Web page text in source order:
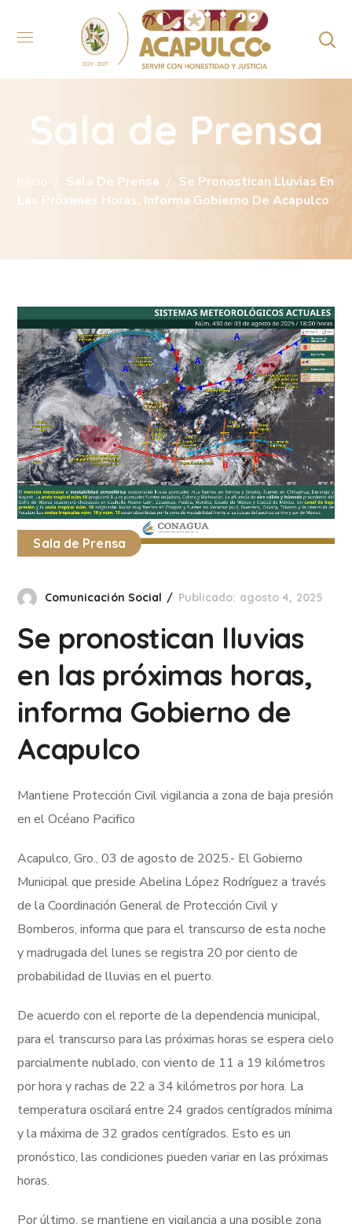
Sala de Prensa
Inicio Sala De Prensa
Se Pronostican Lluvias En
Las Próximas Horas, Informa Gobierno De Acapulco
Sala de Prensa
Comunicación Social Publicado: agosto 4, 2025
Se pronostican lluvias
en las próximas horas,
informa Gobierno de
Acapulco
Mantiene Protección Civil vigilancia a zona de baja presión
en el Océano Pacifico
Acapulco, Gro., 03 de agosto de 2025.- El Gobierno
Municipal que preside Abelina López Rodríguez a través
de la Coordinación General de Protección Civil y
Bomberos, informa que para el transcurso de esta noche
y madrugada del lunes se registra 20 por ciento de
probabilidad de lluvias en el puerto.
De acuerdo con el reporte de la dependencia municipal,
para el transcurso para las próximas horas se espera cielo
parcialmente nublado, con viento de 11 a 19 kilómetros
por hora y rachas de 22 a 34 kilómetros por hora. La
temperatura oscilará entre 24 grados centígrados mínima
y la máxima de 32 grados centígrados. Esto es un
pronóstico, las condiciones pueden variar en las próximas
horas.
Por último, se mantiene en vigilancia a una posible zona